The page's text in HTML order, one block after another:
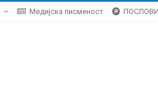
Медијска писменост ПОСЛОВИ